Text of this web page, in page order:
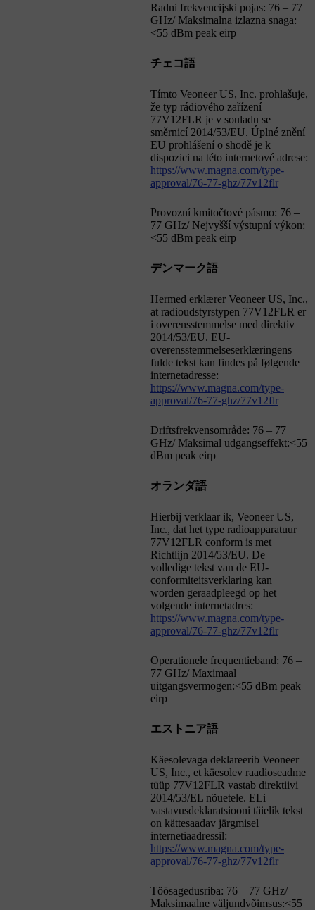
Radni frekvencijski pojas: 76 – 77
GHz/ Maksimalna izlazna snaga:
<55 dBm peak eirp
チェコ語
Tímto Veoneer US, Inc. prohlašuje,
že typ rádiového zařízení
77V12FLR je v souladu se
směrnicí 2014/53/EU. Úplné znění
EU prohlášení o shodě je k
dispozici na této internetové adrese:
https://www.magna.com/type-
approval/76-77-ghz/77v12flr
Provozní kmitočtové pásmo: 76 –
77 GHz/ Nejvyšší výstupní výkon:
<55 dBm peak eirp
デンマーク語
Hermed erklærer Veoneer US, Inc.,
at radioudstyrstypen 77V12FLR er
i overensstemmelse med direktiv
2014/53/EU. EU-
overensstemmelseserklæringens
fulde tekst kan findes på følgende
internetadresse:
https://www.magna.com/type-
approval/76-77-ghz/77v12flr
Driftsfrekvensområde: 76 – 77
GHz/ Maksimal udgangseffekt:<55
dBm peak eirp
オランダ語
Hierbij verklaar ik, Veoneer US,
Inc., dat het type radioapparatuur
77V12FLR conform is met
Richtlijn 2014/53/EU. De
volledige tekst van de EU-
conformiteitsverklaring kan
worden geraadpleegd op het
volgende internetadres:
https://www.magna.com/type-
approval/76-77-ghz/77v12flr
Operationele frequentieband: 76 –
77 GHz/ Maximaal
uitgangsvermogen:<55 dBm peak
eirp
エストニア語
Käesolevaga deklareerib Veoneer
US, Inc., et käesolev raadioseadme
tüüp 77V12FLR vastab direktiivi
2014/53/EL nõuetele. ELi
vastavusdeklaratsiooni täielik tekst
on kättesaadav järgmisel
internetiaadressil:
https://www.magna.com/type-
approval/76-77-ghz/77v12flr
Töösagedusriba: 76 – 77 GHz/
Maksimaalne väljundvõimsus:<55